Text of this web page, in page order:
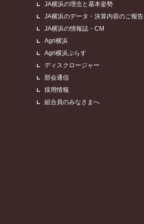
JA横浜の理念と基本姿勢
JA横浜のデータ・決算内容のご報告
JA横浜の情報誌・CM
Agri横浜
Agri横浜ぷらす
ディスクロージャー
部会通信
採用情報
組合員のみなさまへ